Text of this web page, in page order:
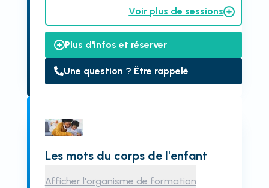
Voir plus de sessions
Plus d'infos et réserver
Une question ? Être rappelé
Les mots du corps de l'enfant
Afficher l'organisme de formation